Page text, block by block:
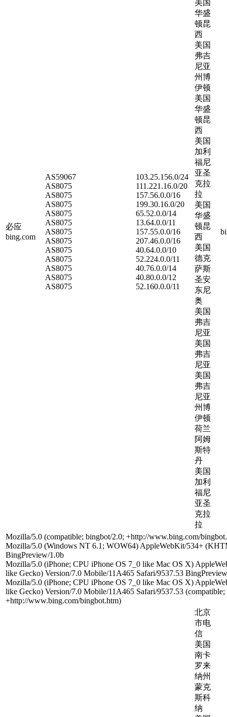
必应
bing.com
AS59067
AS8075
AS8075
AS8075
AS8075
AS8075
AS8075
AS8075
AS8075
AS8075
AS8075
AS8075
AS8075
103.25.156.0/24
111.221.16.0/20
157.56.0.0/16
199.30.16.0/20
65.52.0.0/14
13.64.0.0/11
157.55.0.0/16
207.46.0.0/16
40.64.0.0/10
52.224.0.0/11
40.76.0.0/14
40.80.0.0/12
52.160.0.0/11
美国
华盛
顿昆
西
美国
弗吉
尼亚
州博
伊顿
美国
华盛
顿昆
西
美国
加利
福尼
亚圣
克拉
拉
美国
华盛
顿昆
西
美国
德克
萨斯
圣安
东尼
奥
美国
弗吉
尼亚
美国
弗吉
尼亚
美国
弗吉
尼亚
州博
伊顿
荷兰
阿姆
斯特
丹
美国
加利
福尼
亚圣
克拉
拉
Mozilla/5.0 (compatible; bingbot/2.0; +http://www.bing.com/
Mozilla/5.0 (Windows NT 6.1; WOW64) AppleWebKit/534+
BingPreview/1.0b
Mozilla/5.0 (iPhone; CPU iPhone OS 7_0 like Mac OS X)
like Gecko) Version/7.0 Mobile/11A465 Safari/9537.53
Mozilla/5.0 (iPhone; CPU iPhone OS 7_0 like Mac OS X)
like Gecko) Version/7.0 Mobile/11A465 Safari/9537.53
+http://www.bing.com/bingbot.htm)
北京
市电
信
美国
南卡
罗来
纳州
蒙克
斯科
纳